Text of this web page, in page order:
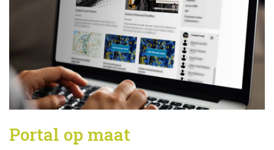
Contact
Withuisveld 24
6226 NV Maastricht
088 20 23 900
BEL ONS
Portal op maat